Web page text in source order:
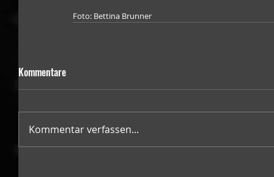
Foto: Bettina Brunner
Kommentare
Kommentar verfassen...